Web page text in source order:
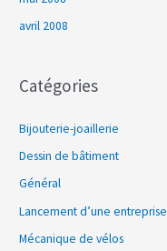
avril 2008
Catégories
Bijouterie-joaillerie
Dessin de bâtiment
Général
Lancement d’une entreprise
Mécanique de vélos